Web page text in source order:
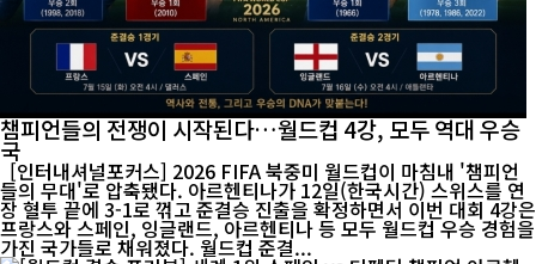
챔피언들의 전쟁이 시작된다…월드컵 4강, 모두 역대 우승
국
[인터내셔널포커스] 2026 FIFA 북중미 월드컵이 마침내 '챔피언
들의 무대'로 압축됐다. 아르헨티나가 12일(한국시간) 스위스를 연
장 혈투 끝에 3-1로 꺾고 준결승 진출을 확정하면서 이번 대회 4강은
프랑스와 스페인, 잉글랜드, 아르헨티나 등 모두 월드컵 우승 경험을
가진 국가들로 채워졌다. 월드컵 준결...